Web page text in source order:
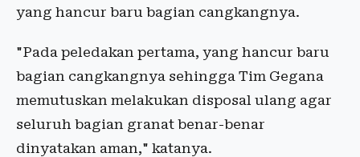
yang hancur baru bagian cangkangnya.
"Pada peledakan pertama, yang hancur baru
bagian cangkangnya sehingga Tim Gegana
memutuskan melakukan disposal ulang agar
seluruh bagian granat benar-benar
dinyatakan aman," katanya.